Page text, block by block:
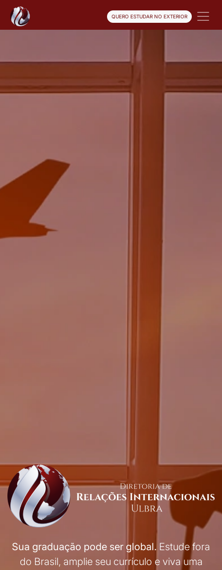
QUERO ESTUDAR NO EXTERIOR
Sua graduação pode ser global. Estude fora
do Brasil, amplie seu currículo e viva uma